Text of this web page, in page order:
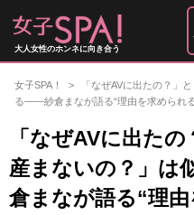
大人女性のホンネに向き合う
女子SPA！
「なぜAVに出たの？」
る――紗倉まなが語る“理由を求められ
「なぜAVに出た
産まないの？」
倉まなが語る“理